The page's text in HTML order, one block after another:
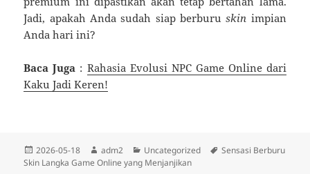
Jadi, apakah Anda sudah siap berburuskin impian
Anda hari ini?
Baca Juga : Rahasia Evolusi NPC Game Online dari
Kaku Jadi Keren!
Diposkan
pada
2026-05-18 Penulis
adm2 Kategori
Uncategorized Tag
Sensasi Berburu
Skin Langka Game Online yang Menjanjikan